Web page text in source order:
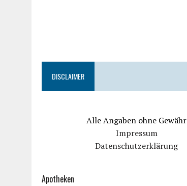
DISCLAIMER
Alle Angaben ohne Gewähr
Impressum
Datenschutzerklärung
Apotheken